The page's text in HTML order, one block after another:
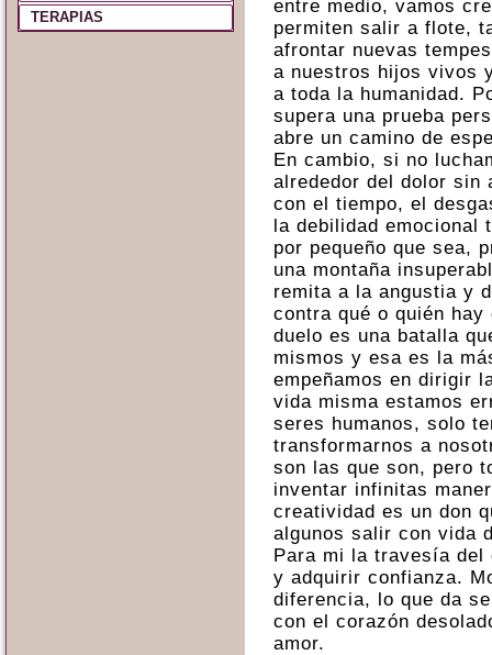
TERAPIAS
entre medio, vamos
permiten salir a flote,
afrontar nuevas
a nuestros hijos vivos
a toda la humanidad.
supera una prueba
abre un camino de
En cambio, si no
alrededor del dolor sin
con el tiempo, el
la debilidad emocional
por pequeño que sea,
una montaña
remita a la angustia y
contra qué o quién
duelo es una batalla
mismos y esa es la
empeñamos en dirigir
vida misma estamos
seres humanos, solo
transformarnos a
son las que son, pero
inventar infinitas
creatividad es un don
algunos salir con vida
Para mi la travesía del
y adquirir confianza.
diferencia, lo que da
con el corazón
amor.